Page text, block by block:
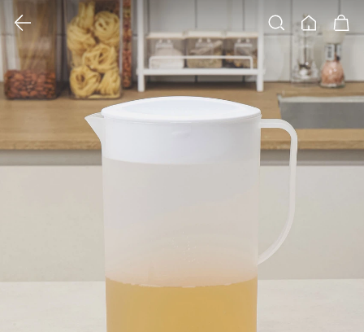
홈 장바구니
클릭 시 이미지 확대 보기 팝업 열림